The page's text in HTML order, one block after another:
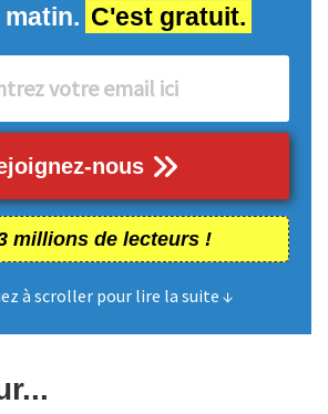
C'est gratuit.
nous
millions de lecteurs !
à scroller pour lire la suite ↓